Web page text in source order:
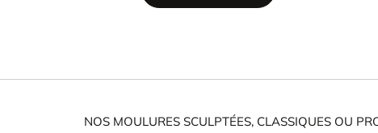
NOS MOULURES SCULPTÉES, CLASSIQUES OU